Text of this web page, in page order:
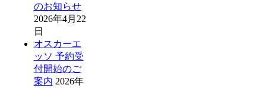
のお知らせ
2026年4月22
日
オスカーエ
ッソ 予約受
付開始のご
案内 2026年